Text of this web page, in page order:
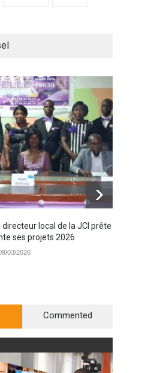
local de la JCI prête
ses projets 2026
03/2026
Commented